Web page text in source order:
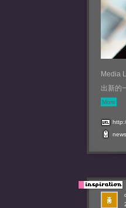
Media
出新的
More
news